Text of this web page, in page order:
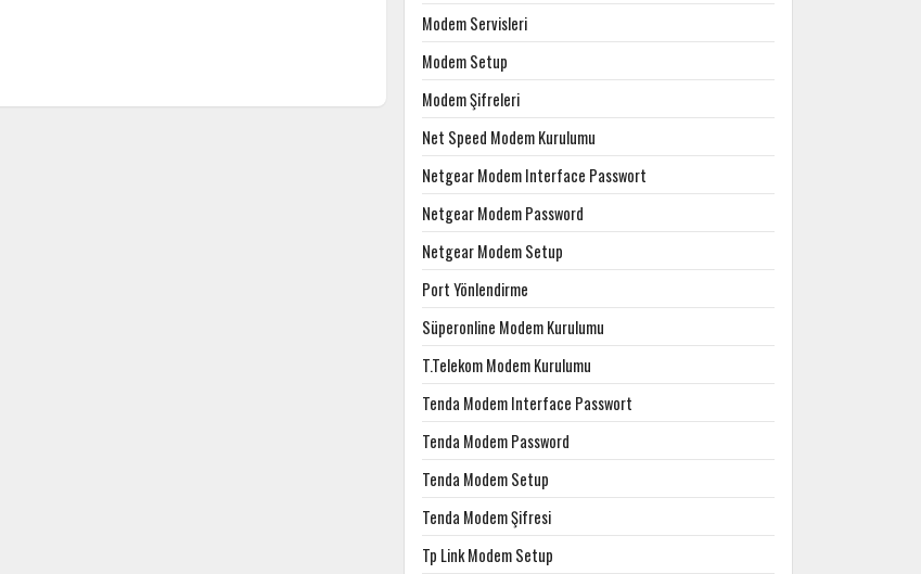
Modem Servisleri
Modem Setup
Modem Şifreleri
Net Speed Modem Kurulumu
Netgear Modem Interface Passwort
Netgear Modem Password
Netgear Modem Setup
Port Yönlendirme
Süperonline Modem Kurulumu
T.Telekom Modem Kurulumu
Tenda Modem Interface Passwort
Tenda Modem Password
Tenda Modem Setup
Tenda Modem Şifresi
Tp Link Modem Setup